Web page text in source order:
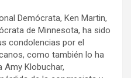
Demócrata, Ken Martin,
de Minnesota, ha sido
condolencias por el
como también lo ha
Klobuchar,